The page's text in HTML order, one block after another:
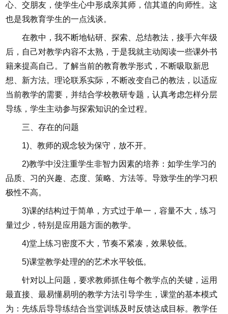
心、交朋友，使学生心中形成亲其师，信其道的向师性。这
也是我教育学生的一点浅谈。
在教中，我不断地钻研、探索、总结教法，接手六年级
后，自己对教学内容不太熟，于是我就主动阅读一些课外书
籍来提高自己。了解当前的教育教学形式，不断吸取新思
想、新方法。理论联系实际，不断改变自己的教法，以适应
当前教学的需要，并结合学校教研专题，认真考虑怎样分层
导练，学生主动参与探索知识的全过程。
三、存在的问题
1)、教师的观念较为保守，放不开。
2)教学中没注重学生非智力因素的培养：如学生学习的
品质、习的兴趣、态度、策略、方法等。导致学生的学习积
极性不高。
3)课的结构过于简单，方式过于单一，容量不大，练习
量过少，特别是应用题方面的教学。
4)堂上练习密度不大，节奏不紧凑，效果较低。
5)课堂教学处理的的艺术水平较低。
针对以上问题，要求教师抓住每个教学点的关键，运用
最直接、最易懂易明的教学方法引导学生，课堂的基本模式
为：先练后导导练结合当堂训练及时反馈达成目标。教学任